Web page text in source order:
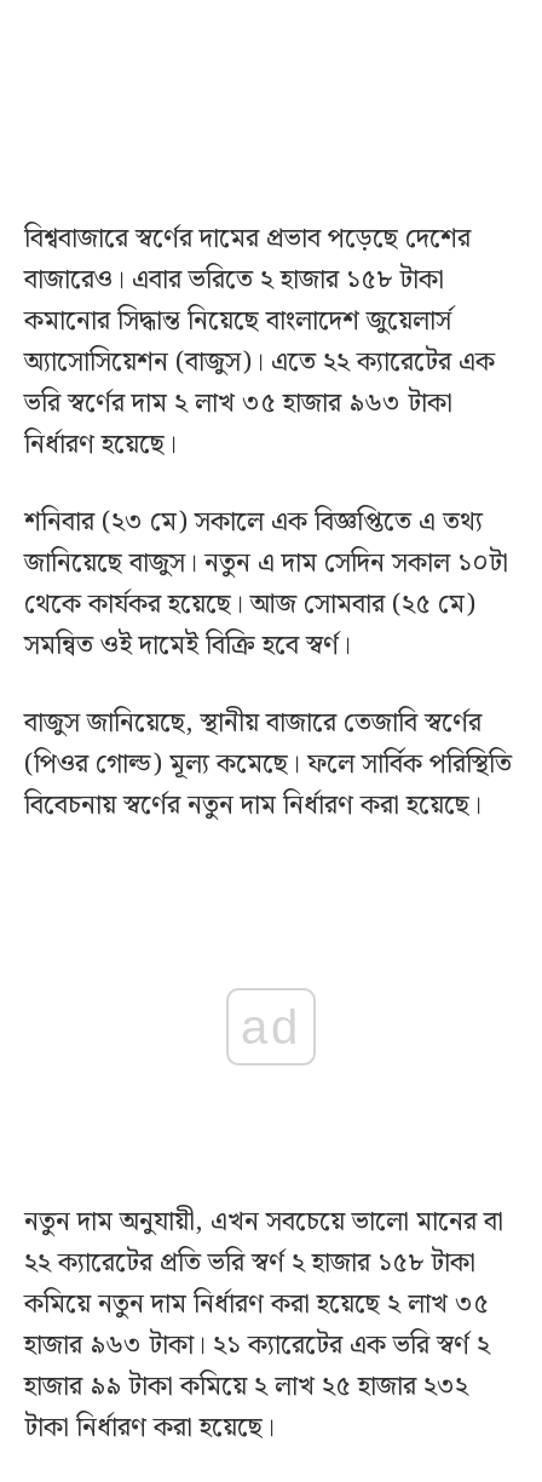
বিশ্ববাজারে স্বর্ণের দামের প্রভাব পড়েছে দেশের
বাজারেও। এবার ভরিতে ২ হাজার ১৫৮ টাকা
কমানোর সিদ্ধান্ত নিয়েছে বাংলাদেশ জুয়েলার্স
অ্যাসোসিয়েশন (বাজুস)। এতে ২২ ক্যারেটের এক
ভরি স্বর্ণের দাম ২ লাখ ৩৫ হাজার ৯৬৩ টাকা
নির্ধারণ হয়েছে।
শনিবার (২৩ মে) সকালে এক বিজ্ঞপ্তিতে এ তথ্য
জানিয়েছে বাজুস। নতুন এ দাম সেদিন সকাল ১০টা
থেকে কার্যকর হয়েছে। আজ সোমবার (২৫ মে)
সমন্বিত ওই দামেই বিক্রি হবে স্বর্ণ।
বাজুস জানিয়েছে, স্থানীয় বাজারে তেজাবি স্বর্ণের
(পিওর গোল্ড) মূল্য কমেছে। ফলে সার্বিক পরিস্থিতি
বিবেচনায় স্বর্ণের নতুন দাম নির্ধারণ করা হয়েছে।
ad
নতুন দাম অনুযায়ী, এখন সবচেয়ে ভালো মানের বা
২২ ক্যারেটের প্রতি ভরি স্বর্ণ ২ হাজার ১৫৮ টাকা
কমিয়ে নতুন দাম নির্ধারণ করা হয়েছে ২ লাখ ৩৫
হাজার ৯৬৩ টাকা। ২১ ক্যারেটের এক ভরি স্বর্ণ ২
হাজার ৯৯ টাকা কমিয়ে ২ লাখ ২৫ হাজার ২৩২
টাকা নির্ধারণ করা হয়েছে।